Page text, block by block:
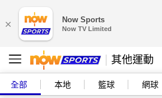
× Now Sports
Now TV Limited
其他運動
全部 本地 籃球 網球